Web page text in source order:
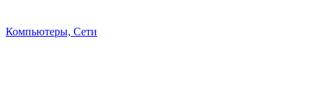
Компьютеры, Сети